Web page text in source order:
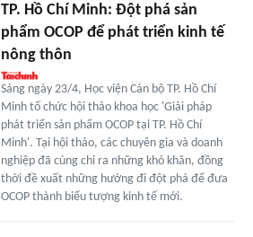
TP. Hồ Chí Minh: Đột phá sản
phẩm OCOP để phát triển kinh tế
nông thôn
Sáng ngày 23/4, Học viện Cán bộ TP. Hồ Chí
Minh tố chức hội thảo khoa học 'Giải pháp
phát triển sản phẩm OCOP tại TP. Hồ Chí
Minh'. Tại hội thảo, các chuyên gia và doanh
nghiệp đã cùng chỉ ra những khó khăn, đồng
thời đề xuất những hướng đi đột phá để đưa
OCOP thành biểu tượng kinh tế mới.